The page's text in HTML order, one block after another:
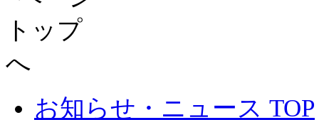
お知らせ・ニュース TOP